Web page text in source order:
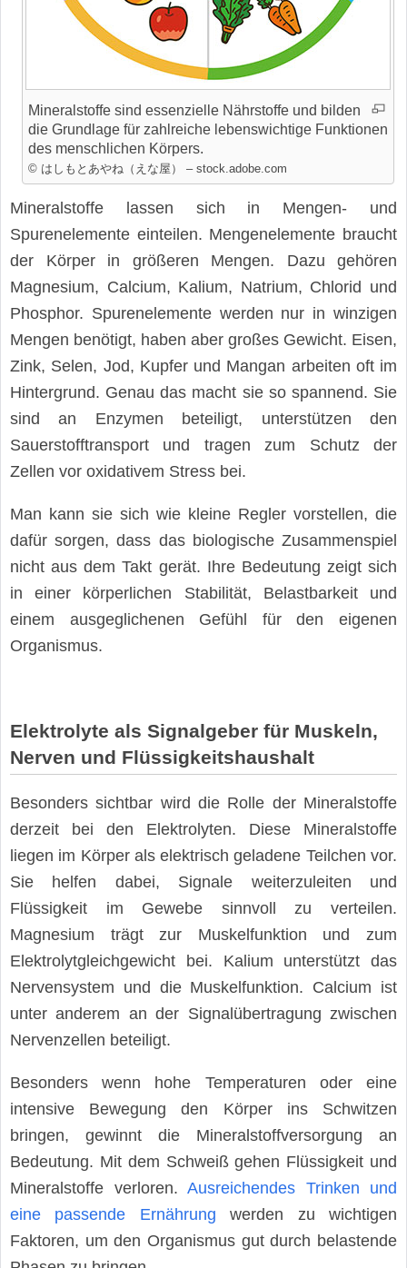
Mineralstoffe sind essenzielle Nährstoffe und bilden
die Grundlage für zahlreiche lebenswichtige Funktionen
des menschlichen Körpers.
© はしもとあやね（えな屋） – stock.adobe.com
Mineralstoffe lassen sich in Mengen- und
Spurenelemente einteilen. Mengenelemente braucht
der Körper in größeren Mengen. Dazu gehören
Magnesium, Calcium, Kalium, Natrium, Chlorid und
Phosphor. Spurenelemente werden nur in winzigen
Mengen benötigt, haben aber großes Gewicht. Eisen,
Zink, Selen, Jod, Kupfer und Mangan arbeiten oft im
Hintergrund. Genau das macht sie so spannend. Sie
sind an Enzymen beteiligt, unterstützen den
Sauerstofftransport und tragen zum Schutz der
Zellen vor oxidativem Stress bei.
Man kann sie sich wie kleine Regler vorstellen, die
dafür sorgen, dass das biologische Zusammenspiel
nicht aus dem Takt gerät. Ihre Bedeutung zeigt sich
in einer körperlichen Stabilität, Belastbarkeit und
einem ausgeglichenen Gefühl für den eigenen
Organismus.
Elektrolyte als Signalgeber für Muskeln,
Nerven und Flüssigkeitshaushalt
Besonders sichtbar wird die Rolle der Mineralstoffe
derzeit bei den Elektrolyten. Diese Mineralstoffe
liegen im Körper als elektrisch geladene Teilchen vor.
Sie helfen dabei, Signale weiterzuleiten und
Flüssigkeit im Gewebe sinnvoll zu verteilen.
Magnesium trägt zur Muskelfunktion und zum
Elektrolytgleichgewicht bei. Kalium unterstützt das
Nervensystem und die Muskelfunktion. Calcium ist
unter anderem an der Signalübertragung zwischen
Nervenzellen beteiligt.
Besonders wenn hohe Temperaturen oder eine
intensive Bewegung den Körper ins Schwitzen
bringen, gewinnt die Mineralstoffversorgung an
Bedeutung. Mit dem Schweiß gehen Flüssigkeit und
Mineralstoffe verloren. Ausreichendes Trinken und
eine passende Ernährung werden zu wichtigen
Faktoren, um den Organismus gut durch belastende